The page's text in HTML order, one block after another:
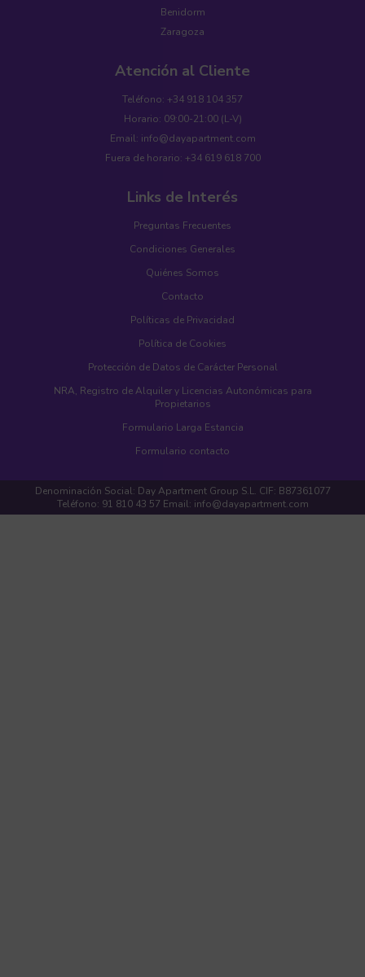
Benidorm
Zaragoza
Atención al Cliente
Teléfono: +34 918 104 357
Horario: 09:00-21:00 (L-V)
Email: info@dayapartment.com
Fuera de horario: +34 619 618 700
Links de Interés
Preguntas Frecuentes
Condiciones Generales
Quiénes Somos
Contacto
Políticas de Privacidad
Política de Cookies
Protección de Datos de Carácter Personal
NRA, Registro de Alquiler y Licencias Autonómicas para
Propietarios
Formulario Larga Estancia
Formulario contacto
Denominación Social: Day Apartment Group S.L. CIF: B87361077
Teléfono: 91 810 43 57 Email: info@dayapartment.com